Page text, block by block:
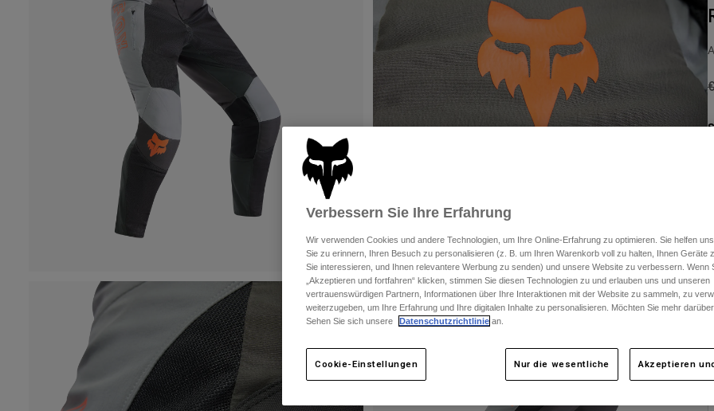
Verbessern Sie Ihre Erfahrung
Wir verwenden Cookies und andere Technologien, um Ihre Online-Erfahrung zu optimieren. Sie helfen
Sie zu erinnern, Ihren Besuch zu personalisieren (z. B. um Ihren Warenkorb voll zu halten, Ihnen Geräte
Sie interessieren, und Ihnen relevantere Werbung zu senden) und unsere Website zu verbessern. Wenn
„Akzeptieren und fortfahren“ klicken, stimmen Sie diesen Technologien zu und erlauben uns und unseren
vertrauenswürdigen Partnern, Informationen über Ihre Interaktionen mit der Website zu sammeln, zu
weiterzugeben, um Ihre Erfahrung und Ihre digitalen Inhalte zu personalisieren. Möchten Sie mehr
Sehen Sie sich unsere
Datenschutzrichtlinie an.
Cookie-Einstellungen Nur die wesentliche Akzeptieren